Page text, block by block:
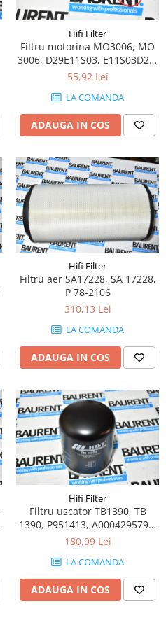
Hifi Filter
Filtru motorina MO3006, MO
3006, D29E11S03, E11S03D29,
571574408, 0000923303,
55,92 Lei
LA COMANDA
ADAUGA IN COS
Hifi Filter
Filtru aer SA17228, SA 17228,
P 78-2106
310,13 Lei
LA COMANDA
ADAUGA IN COS
Hifi Filter
Filtru uscator TB1390, TB
1390, P951413, A0004295795,
0004293795, 0004295695,
5001865037, 5801382289,
7421267820, ST1374/2,
20557234, 20972915,
21508133, 21620181,
180,99 Lei
LA COMANDA
ADAUGA IN COS